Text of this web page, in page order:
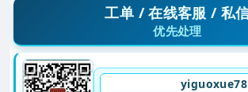
工单 / 在线客服 / 私
优先处理
yiguoxue78